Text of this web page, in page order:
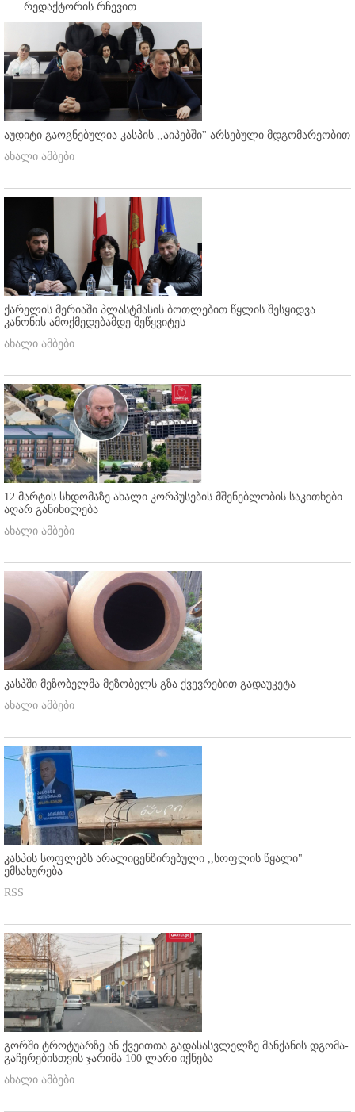
რედაქტორის რჩევით
აუდიტი გაოგნებულია კასპის ,,აიპებში'' არსებული მდგომარეობით
ახალი ამბები
ქარელის მერიაში პლასტმასის ბოთლებით წყლის შესყიდვა
კანონის ამოქმედებამდე შეწყვიტეს
ახალი ამბები
12 მარტის სხდომაზე ახალი კორპუსების მშენებლობის საკითხები
აღარ განიხილება
ახალი ამბები
კასპში მეზობელმა მეზობელს გზა ქვევრებით გადაუკეტა
ახალი ამბები
კასპის სოფლებს არალიცენზირებული ,,სოფლის წყალი"
ემსახურება
RSS
გორში ტროტუარზე ან ქვეითთა გადასასვლელზე მანქანის დგომა-
გაჩერებისთვის ჯარიმა 100 ლარი იქნება
ახალი ამბები